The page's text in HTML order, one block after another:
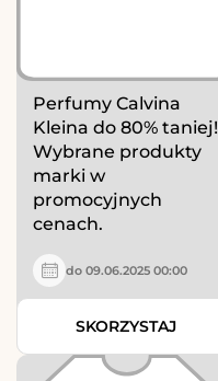
Perfumy Calvina
Kleina do 80% taniej!
Wybrane produkty
marki w
promocyjnych
cenach.
do 09.06.2025 00:00
SKORZYSTAJ